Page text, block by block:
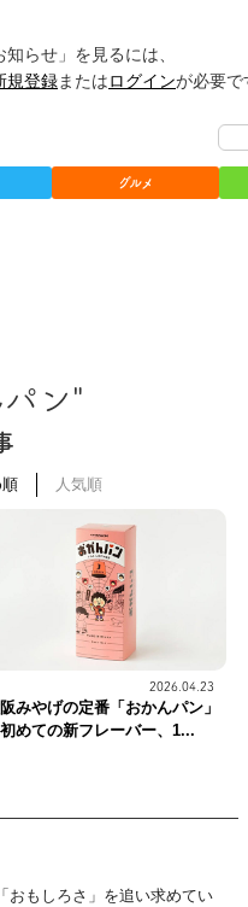
らせ」を見るには、
規登録またはログインが必要
グルメ
ン"
人気順
2026.04.23
みやげの定番「おかんパン」
めての新フレーバー、1...
おもしろさ」を追い求めてい